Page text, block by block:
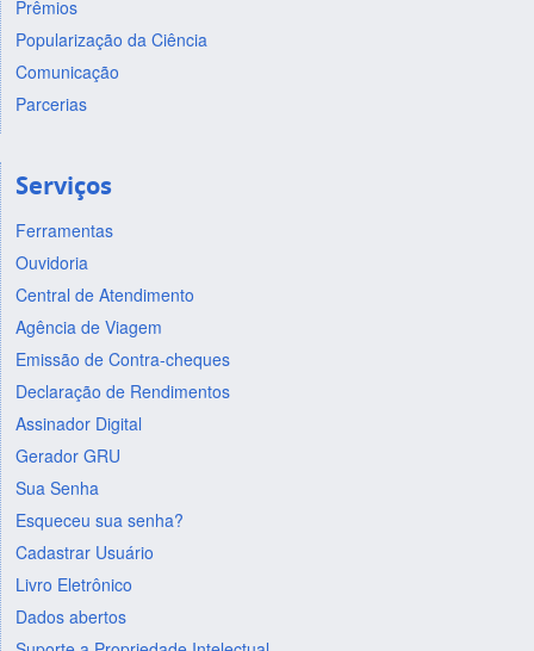
Prêmios
Popularização da Ciência
Comunicação
Parcerias
Serviços
Ferramentas
Ouvidoria
Central de Atendimento
Agência de Viagem
Emissão de Contra-cheques
Declaração de Rendimentos
Assinador Digital
Gerador GRU
Sua Senha
Esqueceu sua senha?
Cadastrar Usuário
Livro Eletrônico
Dados abertos